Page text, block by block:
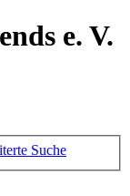
e. V.
Suche